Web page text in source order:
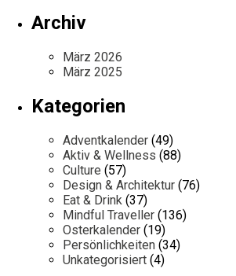
Archiv
März 2026
März 2025
Kategorien
Adventkalender (49)
Aktiv & Wellness (88)
Culture (57)
Design & Architektur (76)
Eat & Drink (37)
Mindful Traveller (136)
Osterkalender (19)
Persönlichkeiten (34)
Unkategorisiert (4)